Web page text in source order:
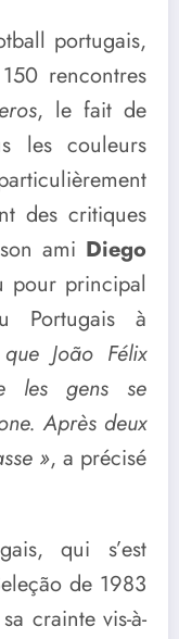
portugais,
rencontres
, le fait de
les couleurs
des critiques
ami Diego
pour principal
Portugais à
João Félix
les gens se
Après deux
», a précisé
qui s’est
de 1983
crainte vis-à-